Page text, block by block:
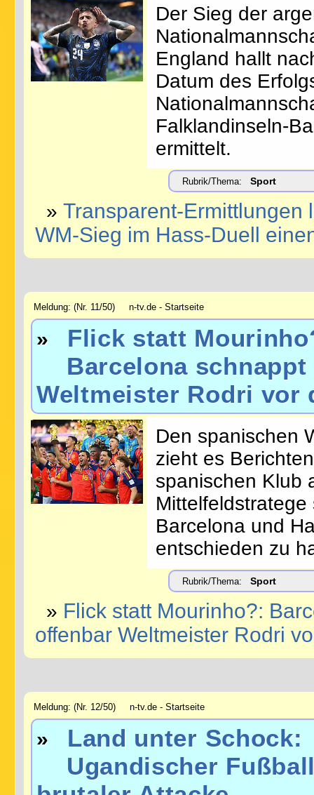
Der Sieg der
England hallt
Datum des
Falklandinseln-
ermittelt.
Rubrik/Thema: Sport
» Transparent-Ermittlungen
WM-Sieg im Hass-Duell
Meldung: (Nr. 11/50) n-tv.de - Startseite
» Flick statt
Barcelona schnappt
Weltmeister Rodri vor
Den spanischen
zieht es
spanischen Klub
Barcelona und
entschieden zu
Rubrik/Thema: Sport
» Flick statt Mourinho?:
offenbar Weltmeister Rodri
Meldung: (Nr. 12/50) n-tv.de - Startseite
» Land unter Schock:
Ugandischer